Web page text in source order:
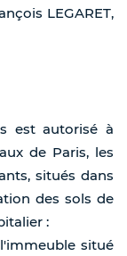
LEGARET,
est autorisé à
de Paris, les
situés dans
des sols de
:
situé